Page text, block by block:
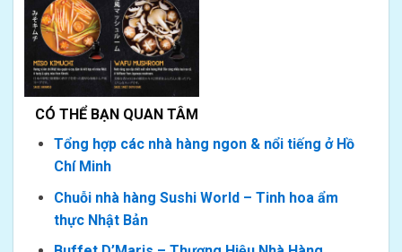
CÓ THỂ BẠN QUAN TÂM
Tổng hợp các nhà hàng ngon & nổi tiếng ở Hồ
Chí Minh
Chuỗi nhà hàng Sushi World – Tinh hoa ẩm
thực Nhật Bản